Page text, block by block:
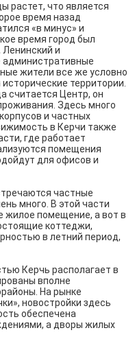
растет, что является
время назад
«в минус» и
время город был
Ленинский и
жители все же условно
территории.
считается Центр, он
Здесь много
и частных
в Керчи также
где работает
помещения
для офисов и
частные
много. В этой части
жилое помещение, а вот в
коттеджи,
в летний период,
Керчь располагает в
вполне
На рынке
новостройки здесь
обеспечена
а дворы жилых